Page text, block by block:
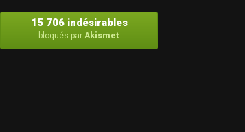
15 706 indésirables
bloqués par Akismet